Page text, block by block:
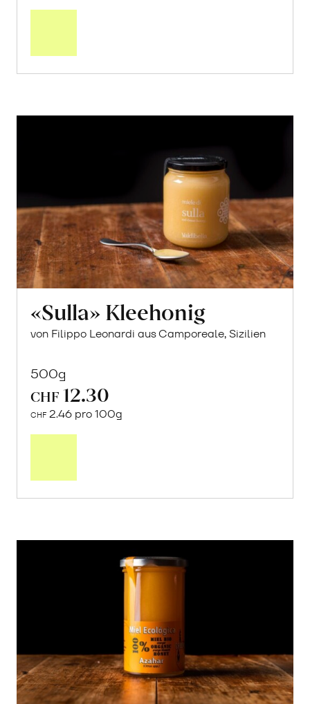
«Sulla» Kleehonig
von Filippo Leonardi aus Camporeale, Sizilien
500g
CHF 12.30
CHF 2.46 pro 100g